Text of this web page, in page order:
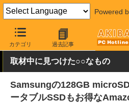
Powered
カテゴリ 過去記事
AKIBA PC Hotline! 秋葉原情報 価
取材中に見つけた○○なもの
Samsungの128GB
ータブルSSDもお得な